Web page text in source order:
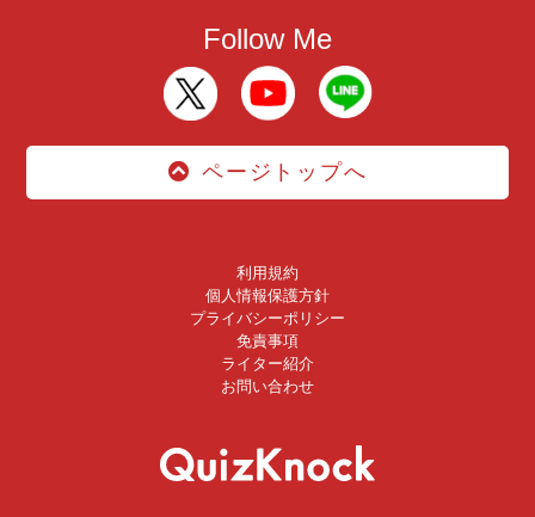
Follow Me
ページトップへ
利用規約
個人情報保護方針
プライバシーポリシー
免責事項
ライター紹介
お問い合わせ